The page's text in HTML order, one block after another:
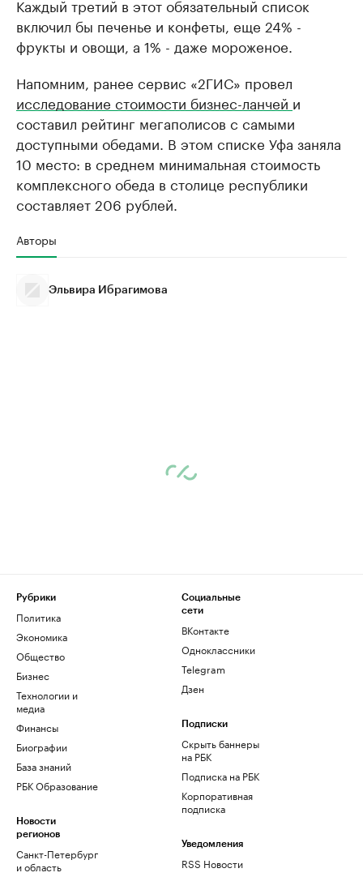
Каждый третий в этот обязательный список
включил бы печенье и конфеты, еще 24% -
фрукты и овощи, а 1% - даже мороженое.
Напомним, ранее сервис «2ГИС» провел
исследование стоимости бизнес-ланчей и
составил рейтинг мегаполисов с самыми
доступными обедами. В этом списке Уфа заняла
10 место: в среднем минимальная стоимость
комплексного обеда в столице республики
составляет 206 рублей.
Авторы
Эльвира Ибрагимова
Рубрики
Политика
Экономика
Общество
Бизнес
Технологии и
медиа
Финансы
Биографии
База знаний
РБК Образование
Новости
регионов
Санкт-Петербург
и область
Социальные
сети
ВКонтакте
Одноклассники
Telegram
Дзен
Подписки
Скрыть баннеры
на РБК
Подписка на РБК
Корпоративная
подписка
Уведомления
RSS Новости